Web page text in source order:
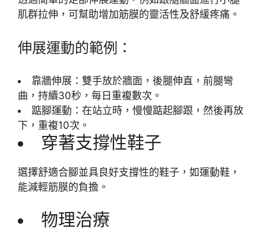
肌群拉伸，可幫助增加筋膜的靈活性及舒緩疼痛。
伸展運動的範例：
靠牆伸展：雙手放於牆面，後腿伸直，前腿彎
曲，持續30秒，每日重複數次。
踮腳運動：在站立時，慢慢踮起腳跟，然後再放
下，重複10次。
穿著支撐性鞋子
選擇舒適合腳並具良好支撐性的鞋子，如運動鞋，
能減輕筋膜的負擔。
物理治療